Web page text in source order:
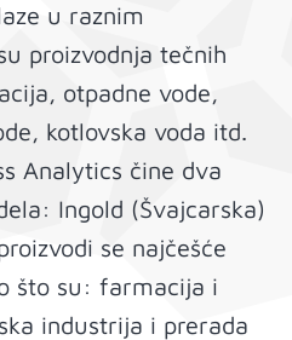
u raznim
proizvodnja tečnih
otpadne vode,
kotlovska voda itd.
Analytics čine dva
Ingold (Švajcarska)
se najčešće
što su: farmacija i
industrija i prerada